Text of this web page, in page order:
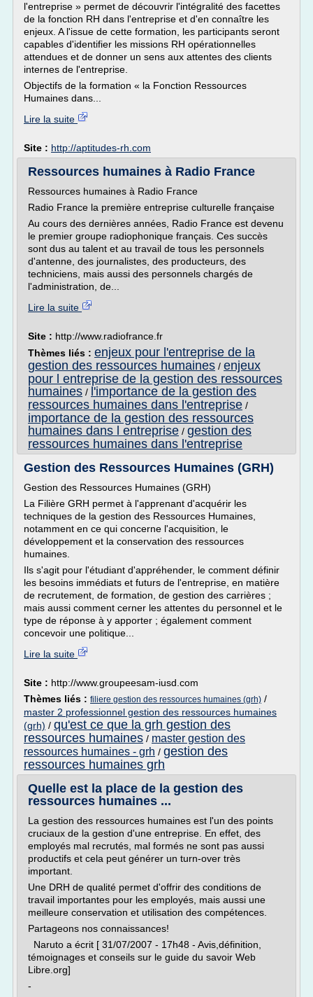
l'entreprise » permet de découvrir l'intégralité des facettes
de la fonction RH dans l'entreprise et d'en connaître les
enjeux. A l'issue de cette formation, les participants seront
capables d'identifier les missions RH opérationnelles
attendues et de donner un sens aux attentes des clients
internes de l'entreprise.
Objectifs de la formation « la Fonction Ressources
Humaines dans...
Lire la suite
Site : http://aptitudes-rh.com
Ressources humaines à Radio France
Ressources humaines à Radio France
Radio France la première entreprise culturelle française
Au cours des dernières années, Radio France est devenu
le premier groupe radiophonique français. Ces succès
sont dus au talent et au travail de tous les personnels
d'antenne, des journalistes, des producteurs, des
techniciens, mais aussi des personnels chargés de
l'administration, de...
Lire la suite
Site : http://www.radiofrance.fr
Thèmes liés : enjeux pour l'entreprise de la
gestion des ressources humaines / enjeux
pour l entreprise de la gestion des ressources
humaines / l'importance de la gestion des
ressources humaines dans l'entreprise /
importance de la gestion des ressources
humaines dans l entreprise / gestion des
ressources humaines dans l'entreprise
Gestion des Ressources Humaines (GRH)
Gestion des Ressources Humaines (GRH)
La Filière GRH permet à l'apprenant d'acquérir les
techniques de la gestion des Ressources Humaines,
notamment en ce qui concerne l'acquisition, le
développement et la conservation des ressources
humaines.
Ils s'agit pour l'étudiant d'appréhender, le comment définir
les besoins immédiats et futurs de l'entreprise, en matière
de recrutement, de formation, de gestion des carrières ;
mais aussi comment cerner les attentes du personnel et le
type de réponse à y apporter ; également comment
concevoir une politique...
Lire la suite
Site : http://www.groupeesam-iusd.com
Thèmes liés : filiere gestion des ressources humaines (grh) /
master 2 professionnel gestion des ressources humaines
(grh) / qu'est ce que la grh gestion des
ressources humaines / master gestion des
ressources humaines - grh / gestion des
ressources humaines grh
Quelle est la place de la gestion des
ressources humaines ...
La gestion des ressources humaines est l'un des points
cruciaux de la gestion d'une entreprise. En effet, des
employés mal recrutés, mal formés ne sont pas aussi
productifs et cela peut générer un turn-over très
important.
Une DRH de qualité permet d'offrir des conditions de
travail importantes pour les employés, mais aussi une
meilleure conservation et utilisation des compétences.
Partageons nos connaissances!
Naruto a écrit [ 31/07/2007 - 17h48 - Avis,définition,
témoignages et conseils sur le guide du savoir Web
Libre.org]
-